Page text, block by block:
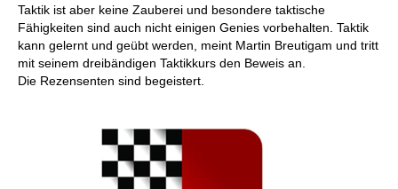
Taktik ist aber keine Zauberei und besondere taktische
Fähigkeiten sind auch nicht einigen Genies vorbehalten. Taktik
kann gelernt und geübt werden, meint Martin Breutigam und tritt
mit seinem dreibändigen Taktikkurs den Beweis an.
Die Rezensenten sind begeistert.